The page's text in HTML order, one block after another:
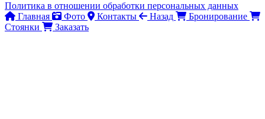
Политика в отношении обработки персональных данных
Главная
Фото Контакты Назад
Бронирование
Стоянки
Заказать